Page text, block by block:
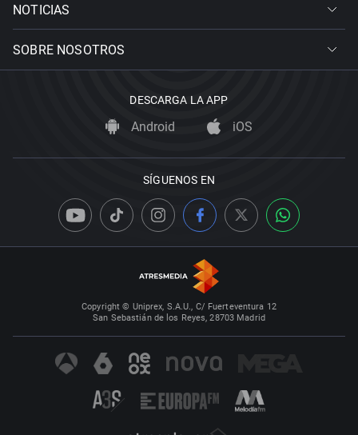
NOTICIAS
SOBRE NOSOTROS
DESCARGA LA APP
Android iOS
SÍGUENOS EN
Copyright © Uniprex, S.A.U., C/ Fuerteventura 12
San Sebastián de los Reyes, 28703 Madrid